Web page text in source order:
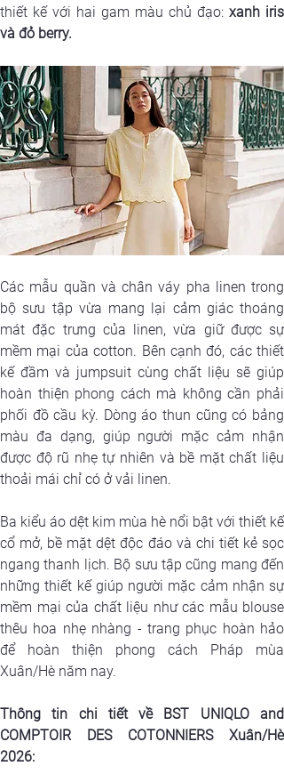
thiết kế với hai gam màu chủ đạo: xanh iris
và đỏ berry.
Các mẫu quần và chân váy pha linen trong
bộ sưu tập vừa mang lại cảm giác thoáng
mát đặc trưng của linen, vừa giữ được sự
mềm mại của cotton. Bên cạnh đó, các thiết
kế đầm và jumpsuit cùng chất liệu sẽ giúp
hoàn thiện phong cách mà không cần phải
phối đồ cầu kỳ. Dòng áo thun cũng có bảng
màu đa dạng, giúp người mặc cảm nhận
được độ rũ nhẹ tự nhiên và bề mặt chất liệu
thoải mái chỉ có ở vải linen.
Ba kiểu áo dệt kim mùa hè nổi bật với thiết kế
cổ mở, bề mặt dệt độc đáo và chi tiết kẻ sọc
ngang thanh lịch. Bộ sưu tập cũng mang đến
những thiết kế giúp người mặc cảm nhận sự
mềm mại của chất liệu như các mẫu blouse
thêu hoa nhẹ nhàng - trang phục hoàn hảo
để hoàn thiện phong cách Pháp mùa
Xuân/Hè năm nay.
Thông tin chi tiết về BST UNIQLO and
COMPTOIR DES COTONNIERS Xuân/Hè
2026: